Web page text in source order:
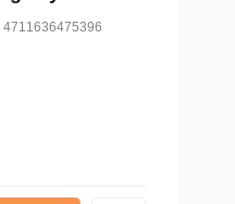
4711636475396